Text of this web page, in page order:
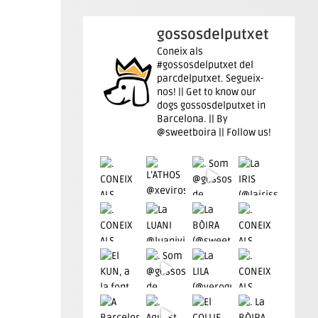
gossosdelputxet
Coneix als
#gossosdelputxet del
parcdelputxet. Segueix-
nos! || Get to know our
dogs gossosdelputxet in
Barcelona. || By
@sweetboira || Follow us!